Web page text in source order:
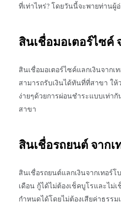
ที่เท่าไหร่? โดยวันนี้จะพายท่านผู้
สินเชื่อมอเตอร์ไซค์
สินเชื่อมอเตอร์ไซค์แลกเงินจากเ
สามารถรับเงินได้ทันที่ที่สาขา ให้
ง่ายๆด้วยการผ่อนชำระแบบเท่า
สาขา
สินเชื่อรถยนต์ จาก
สินเชื่อรถยนต์แลกเงินจากเทอร์โ
เดือน กู้ได้ไม่ต้องเช็คบูโรและไม่เ
กำหนดได้โดยไม่ต้องเสียค่าธรร